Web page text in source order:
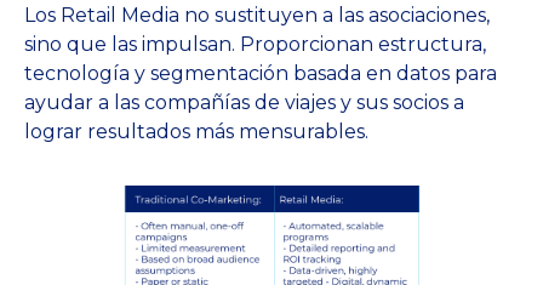
Los Retail Media no sustituyen a las asociaciones,
sino que las impulsan. Proporcionan estructura,
tecnología y segmentación basada en datos para
ayudar a las compañías de viajes y sus socios a
lograr resultados más mensurables.